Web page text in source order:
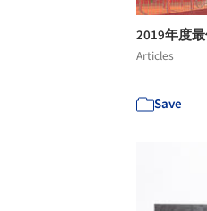
2019年度
Articles
Save